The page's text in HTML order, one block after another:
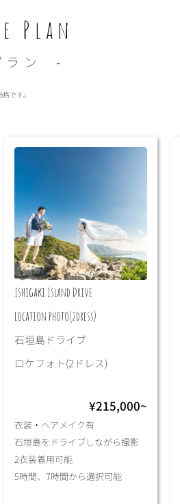
Plan
ラン -
です。
Ishigaki Island Drive
Location Photo(2dress)
石垣島ドライブ
ロケフォト(2ドレス)
¥215,000~
衣装・ヘアメイク有
石垣島をドライブしながら撮影
2衣装着用可能
5時間、7時間から選択可能